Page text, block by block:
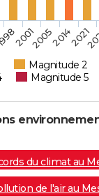
Magnitude 2
Magnitude 5
2001200520142021
du climat au
de l'air au